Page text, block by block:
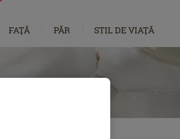
FAŢĂ PĂR STIL DE VIAŢĂ